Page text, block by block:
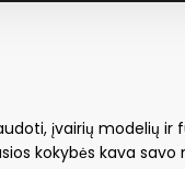
įvairių modelių
kokybės kava savo